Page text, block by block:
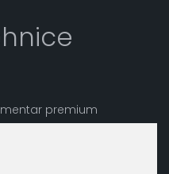
premium